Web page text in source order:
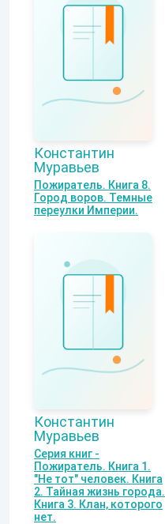
Константин
Муравьев
Пожиратель. Книга 8.
Город воров. Темные
переулки Империи.
Константин
Муравьев
Серия книг -
Пожиратель. Книга 1.
"Не тот" человек. Книга
2. Тайная жизнь города.
Книга 3. Клан, которого
нет.